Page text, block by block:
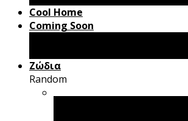
Cool Home
Coming Soon
Ζώδια
Random